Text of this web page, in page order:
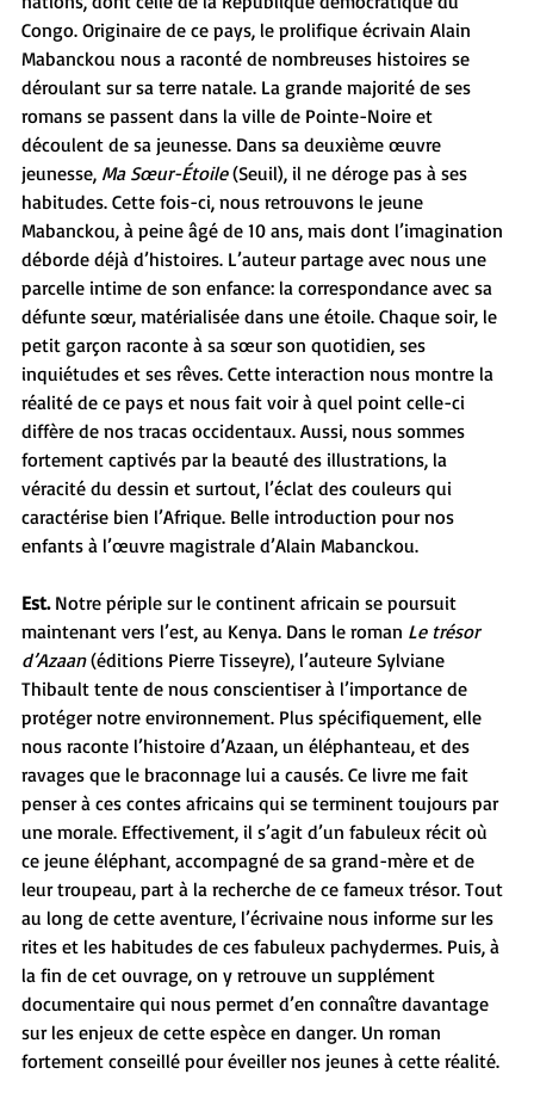
Congo. Originaire de ce pays, le prolifique écrivain Alain
Mabanckou nous a raconté de nombreuses histoires se
déroulant sur sa terre natale. La grande majorité de ses
romans se passent dans la ville de Pointe-Noire et
découlent de sa jeunesse. Dans sa deuxième œuvre
jeunesse, Ma Sœur-Étoile (Seuil), il ne déroge pas à ses
habitudes. Cette fois-ci, nous retrouvons le jeune
Mabanckou, à peine âgé de 10 ans, mais dont l’imagination
déborde déjà d’histoires. L’auteur partage avec nous une
parcelle intime de son enfance : la correspondance avec sa
défunte sœur, matérialisée dans une étoile. Chaque soir, le
petit garçon raconte à sa sœur son quotidien, ses
inquiétudes et ses rêves. Cette interaction nous montre la
réalité de ce pays et nous fait voir à quel point celle-ci
diffère de nos tracas occidentaux. Aussi, nous sommes
fortement captivés par la beauté des illustrations, la
véracité du dessin et surtout, l’éclat des couleurs qui
caractérise bien l’Afrique. Belle introduction pour nos
enfants à l’œuvre magistrale d’Alain Mabanckou.
Est. Notre périple sur le continent africain se poursuit
maintenant vers l’est, au Kenya. Dans le roman Le trésor
d’Azaan (éditions Pierre Tisseyre), l’auteure Sylviane
Thibault tente de nous conscientiser à l’importance de
protéger notre environnement. Plus spécifiquement, elle
nous raconte l’histoire d’Azaan, un éléphanteau, et des
ravages que le braconnage lui a causés. Ce livre me fait
penser à ces contes africains qui se terminent toujours par
une morale. Effectivement, il s’agit d’un fabuleux récit où
ce jeune éléphant, accompagné de sa grand-mère et de
leur troupeau, part à la recherche de ce fameux trésor. Tout
au long de cette aventure, l’écrivaine nous informe sur les
rites et les habitudes de ces fabuleux pachydermes. Puis, à
la fin de cet ouvrage, on y retrouve un supplément
documentaire qui nous permet d’en connaître davantage
sur les enjeux de cette espèce en danger. Un roman
fortement conseillé pour éveiller nos jeunes à cette réalité.